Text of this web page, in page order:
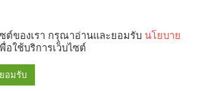
ซต์ของเรา กรุณาอ่านและยอมรับ นโยบาย
พื่อใช้บริการเว็บไซต์
ยอมรับ